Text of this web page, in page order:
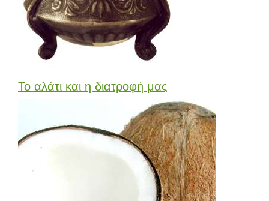
Το αλάτι και η διατροφή μας